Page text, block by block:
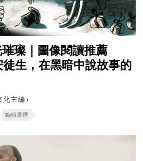
璨｜圖像閱讀推薦
徒生，在黑暗中說故事的
主編）
編輯書房